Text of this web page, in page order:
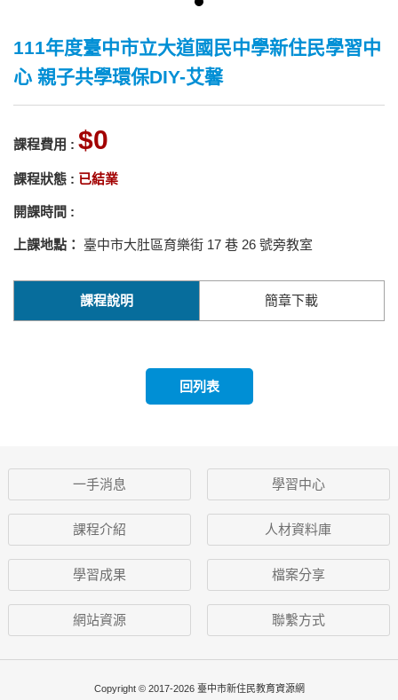
111年度臺中市立大道國民中學新住民學習中
心 親子共學環保DIY-艾馨
課程費用 : 0
課程狀態 : 已結業
開課時間 :
上課地點： 臺中市大肚區育樂街 17 巷 26 號旁教室
課程說明 簡章下載
回列表
一手消息 學習中心
課程介紹 人材資料庫
學習成果 檔案分享
網站資源 聯繫方式
Copyright © 2017-2026 臺中市新住民教育資源網